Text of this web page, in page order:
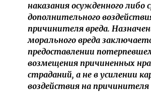
наказания осужденного либо
дополнительного
причинителя вреда.
морального вреда
предоставлении
возмещения причиненных
страданий, а не в усилении
воздействия на